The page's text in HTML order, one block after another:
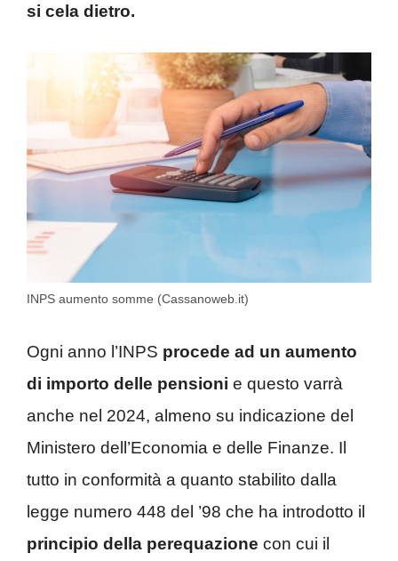
si cela dietro.
INPS aumento somme (Cassanoweb.it)
Ogni anno l’INPS procede ad un aumento
di importo delle pensioni e questo varrà
anche nel 2024, almeno su indicazione del
Ministero dell’Economia e delle Finanze. Il
tutto in conformità a quanto stabilito dalla
legge numero 448 del ’98 che ha introdotto il
principio della perequazione con cui il